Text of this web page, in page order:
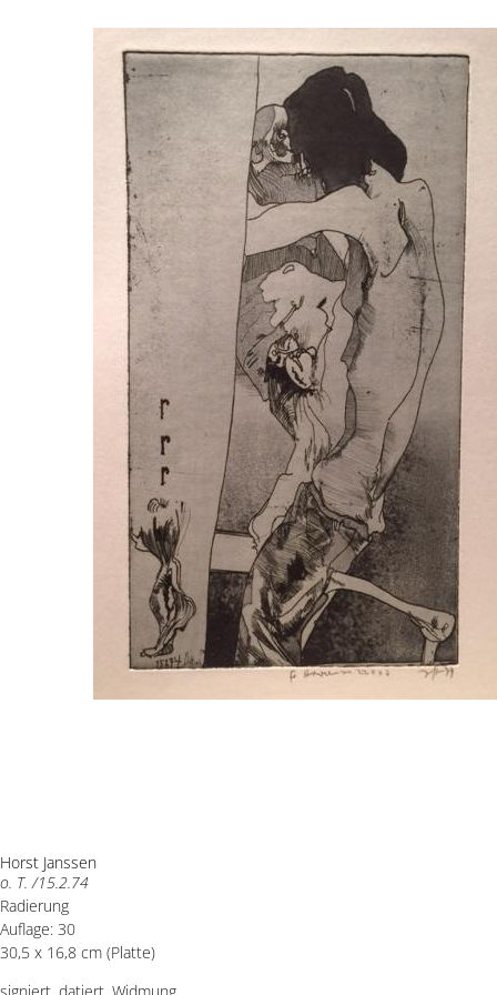
Horst Janssen
o. T. /15.2.74
Radierung
Auflage: 30
30,5 x 16,8 cm (Platte)